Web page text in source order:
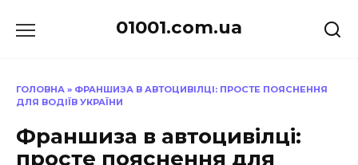
до
01001.com.ua
ГОЛОВНА » ФРАНШИЗА В АВТОЦИВІЛЦІ: ПРОСТЕ ПОЯСНЕННЯ
ДЛЯ ВОДІЇВ УКРАЇНИ
Франшиза в автоцивілці:
просте пояснення для